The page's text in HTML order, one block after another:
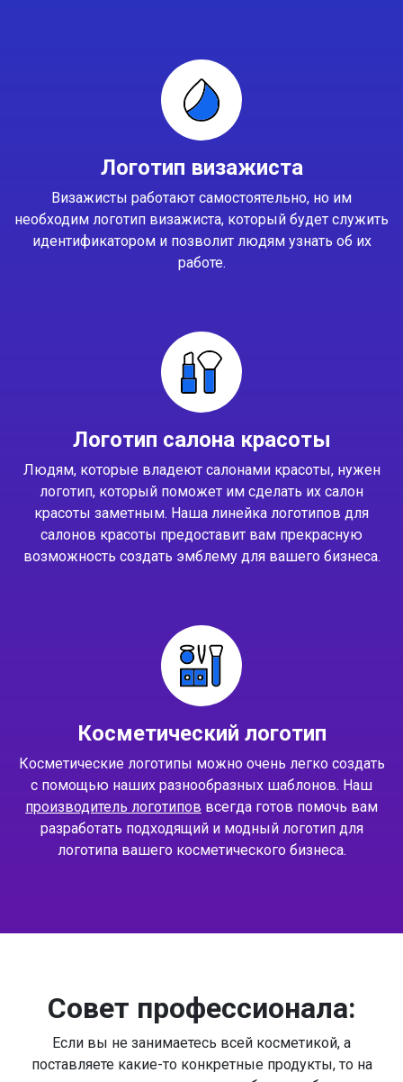
Логотип визажиста
Визажисты работают самостоятельно, но им
необходим логотип визажиста, который будет служить
идентификатором и позволит людям узнать об их
работе.
Логотип салона красоты
Людям, которые владеют салонами красоты, нужен
логотип, который поможет им сделать их салон
красоты заметным. Наша линейка логотипов для
салонов красоты предоставит вам прекрасную
возможность создать эмблему для вашего бизнеса.
Косметический логотип
Косметические логотипы можно очень легко создать
с помощью наших разнообразных шаблонов. Наш
производитель логотипов всегда готов помочь вам
разработать подходящий и модный логотип для
логотипа вашего косметического бизнеса.
Совет профессионала:
Если вы не занимаетесь всей косметикой, а
поставляете какие-то конкретные продукты, то на